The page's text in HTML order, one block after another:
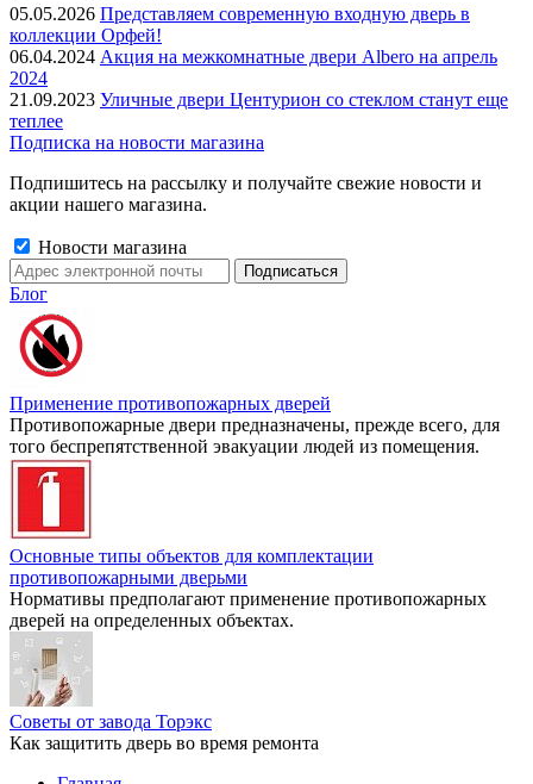
05.05.2026 Представляем современную входную дверь в
коллекции Орфей!
06.04.2024 Акция на межкомнатные двери Albero на апрель
2024
21.09.2023 Уличные двери Центурион со стеклом станут еще
теплее
Подписка на новости магазина
Подпишитесь на рассылку и получайте свежие новости и
акции нашего магазина.
Новости магазина
Блог
Применение противопожарных дверей
Противопожарные двери предназначены, прежде всего, для
того беспрепятственной эвакуации людей из помещения.
Основные типы объектов для комплектации
противопожарными дверьми
Нормативы предполагают применение противопожарных
дверей на определенных объектах.
Советы от завода Торэкс
Как защитить дверь во время ремонта